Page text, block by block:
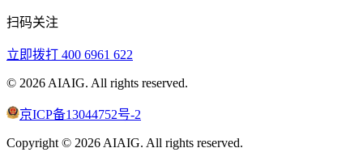
扫码关注
立即拨打 400 6961 622
© 2026 AIAIG. All rights reserved.
京ICP备13044752号-2
Copyright © 2026 AIAIG. All rights reserved.